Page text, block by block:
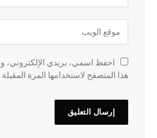
احفظ اسمي، بريدي الإلكتروني،
هذا المتصفح لاستخدامها المرة